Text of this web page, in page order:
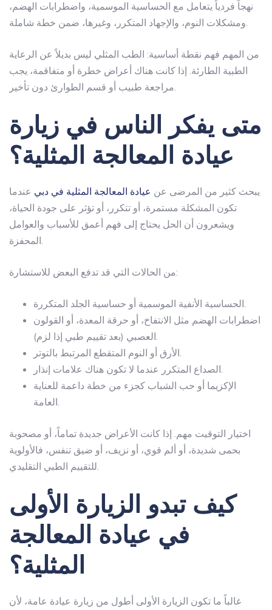
نهجاً فردياً يتعامل مع الحساسية الموسمية، واضطرابات الهضم،
من المهم فهم نقطة أساسية: الطب المثلي ليس بديلاً عن الرعاية
الطبية الطارئة. إذا كانت هناك أعراض خطرة أو متفاقمة، يجب
متى يفكر الناس في زيارة
عيادة المعالجة المثلية؟
يبحث كثير من المرضى عن عيادة المعالجة المثلية في دبي عندما
تكون المشكلة مستمرة، أو تتكرر، أو تؤثر على جودة الحياة،
ويشعرون أن الحل يحتاج إلى فهم أعمق للأسباب والعوامل
من الحالات التي قد تدفع البعض للاستشارة:
اضطرابات الهضم مثل الانتفاخ، أو حرقة المعدة، أو القولون
الإكزيما أو حب الشباب كجزء من خطة داعمة للعناية
اختيار التوقيت مهم. إذا كانت الأعراض جديدة تماماً، أو مصحوبة
بحمى شديدة، أو ألم قوي، أو نزيف، أو ضيق تنفس، فالأولوية
كيف تبدو الزيارة الأولى
في عيادة المعالجة
المثلية؟
غالباً ما تكون الزيارة الأولى أطول من زيارة عيادة عامة، لأن